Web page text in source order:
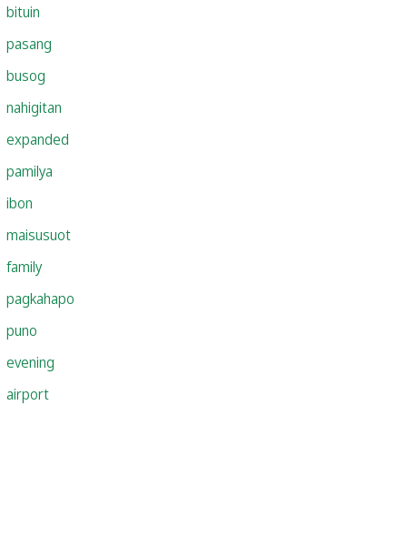
bituin
pasang
busog
nahigitan
expanded
pamilya
ibon
maisusuot
family
pagkahapo
puno
evening
airport